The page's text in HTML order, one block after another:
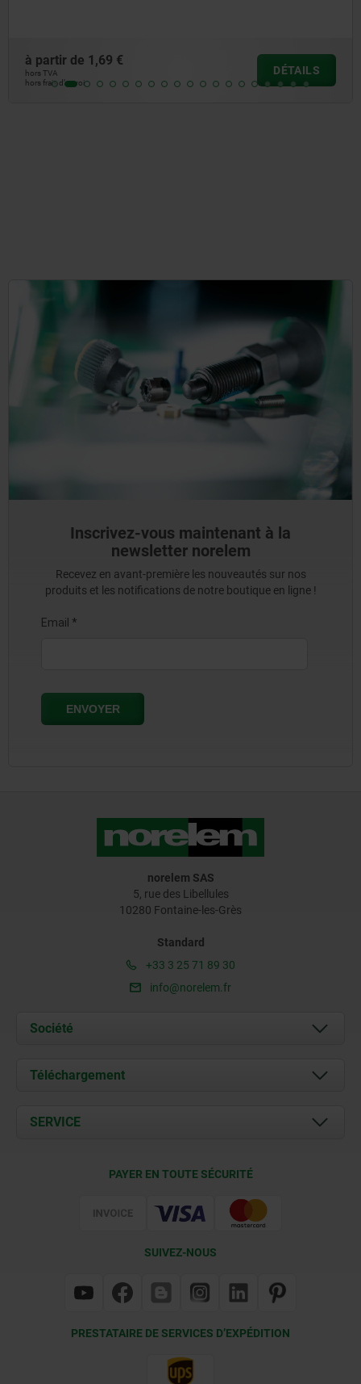
à partir de4,42 €
hors TVA
hors frais d’envoi
DÉTAILS
Inscrivez-vous maintenant à la
newsletter norelem
Recevez en avant-première les nouveautés sur nos
produits et les notifications de notre boutique en ligne !
norelem SAS
5, rue des Libellules
10280 Fontaine-les-Grès
Standard
+33 3 25 71 89 30
info@norelem.fr
Société
À propos de nous
Contact
Téléchargement
Documents
SERVICE
PAYER EN TOUTE SÉCURITÉ
SUIVEZ-NOUS
PRESTATAIRE DE SERVICES D’EXPÉDITION